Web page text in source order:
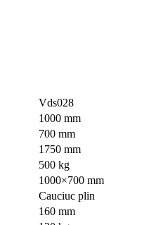
Vds028
1000 mm
700 mm
1750 mm
500 kg
1000×700 mm
Cauciuc plin
160 mm